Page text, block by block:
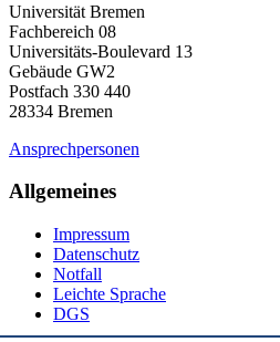
Universität Bremen
Fachbereich 08
Universitäts-Boulevard 13
Gebäude GW2
Postfach 330 440
28334 Bremen
Ansprechpersonen
Allgemeines
Impressum
Datenschutz
Notfall
Leichte Sprache
DGS